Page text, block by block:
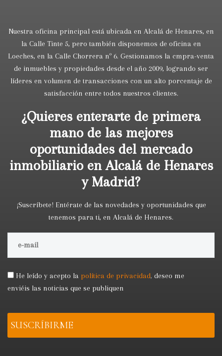
Nuestra oficina principal está ubicada en Alcalá de Henares, en
la Calle Tinte 5, pero también disponemos de oficina en
Loeches, en la Calle Chorrera nº 6. Gestionamos la cmpra-venta
de inmuebles y propiedades desde el año 2009, logrando ser
líderes en volumen de transacciones con un alto porcentaje de
satisfacción entre todos nuestros clientes.
¿Quieres enterarte de primera
mano de las mejores
oportunidades del mercado
inmobiliario en Alcalá de Henares
y Madrid?
¡Suscríbete! Entérate de las novedades y oportunidades que
tenemos para ti, en Alcalá de Henares.
He leído y acepto la política de privacidad, deseo me
enviéis las noticias que se publiquen